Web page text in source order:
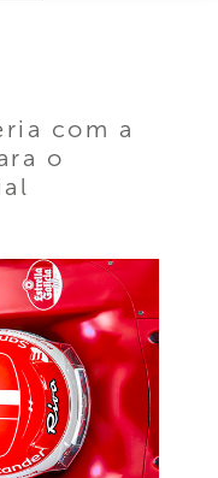
com a
o